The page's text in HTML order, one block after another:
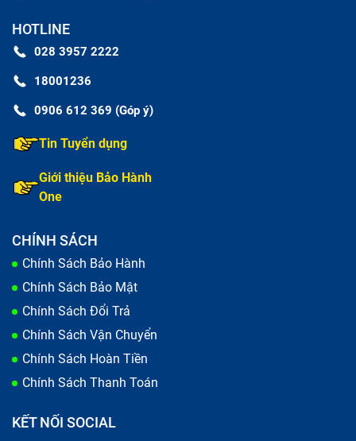
Trường hợp nghiêm trọng hơn mắt đọc đã bị chết hoàn
lúc này cần phải mang laptop đến ngay các cửa hàng uy
tín để sửa chữa hoặc thay ổ đĩa DVD laptop Ổ Dvd Imac
Pro 2020 (đã tính công) mới.
Lỗi phần cứng của ổ đĩa DVD laptop Ổ Dvd
Imac Pro 2020 (đã tính công) bị hỏng
Lỗi ở phần cứng ổ đĩa DVD laptop Ổ Dvd Imac Pro 2020
(đã tính công) bạn phải nhờ đến sự trợ giúp của kỹ thuận
HOTLINE
028 3957 2222
18001236
0906 612 369 (Góp ý)
Tin Tuyển dụng
Giới thiệu Bảo Hành
One
CHÍNH SÁCH
Chính Sách Bảo Hành
Chính Sách Bảo Mật
Chính Sách Đổi Trả
Chính Sách Vận Chuyển
Chính Sách Hoàn Tiền
Chính Sách Thanh Toán
KẾT NỐI SOCIAL